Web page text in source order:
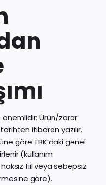
önemlidir: Ürün/zarar
itibaren yazılır.
göre TBK’daki genel
(kullanım
fiil veya sebepsiz
göre).